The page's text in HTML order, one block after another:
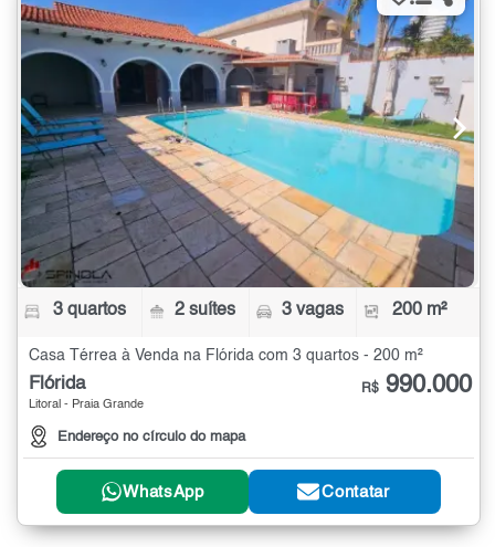
3 quartos 2 suítes 3 vagas 200 m²
Casa Térrea à Venda na Flórida com 3 quartos - 200 m²
Flórida
Litoral - Praia Grande
Endereço no círculo do mapa
R$ 990.000
WhatsApp Contatar